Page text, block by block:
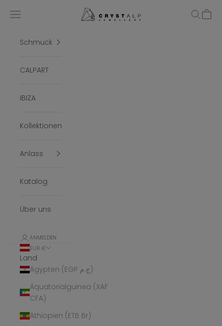
crystalpjewelry
Menü Suchen
Schmuck
CALPART
IBIZA
Kollektionen
Anlass
Katalog
Über uns
ANMELDEN
EUR €
Land
Ägypten (EGP ج.م)
Äquatorialguinea (XAF
CFA)
Äthiopien (ETB Br)